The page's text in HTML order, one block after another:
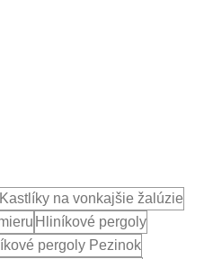
Kastlíky na vonkajšie žalúzie
Hliníkové pergoly
pergoly Pezinok